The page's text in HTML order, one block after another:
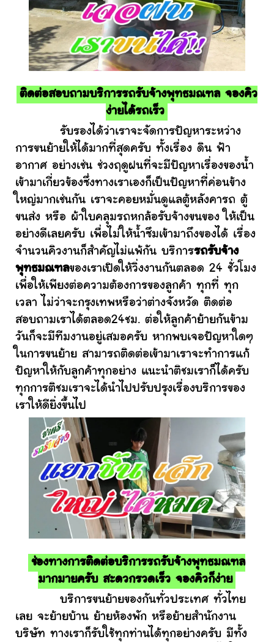
ติดต่อสอบถามบริการรถรับจ้างพุทธมณฑล จองคิว
ง่ายได้รถเร็ว
รับรองได้ว่าเราจะจัดการปัญหาระหว่าง
การขนย้ายให้ได้มากที่สุดครับ ทั้งเรื่อง ดิน ฟ้า
อากาศ อย่างเช่น ช่วงฤดูฝนที่จะมีปัญหาเรื่องของน้ำ
เข้ามาเกี่ยวข้องซึ่งทางเราเองก็เป็นปัญหาที่ค่อนข้าง
ใหญ่มากเช่นกัน เราจะคอยหมั่นดูแลตู้หลังคารถ ตู้
ขนส่ง หรือ ผ้าใบคลุมรถหกล้อรับจ้างขนของ ให้เป็น
อย่างดีเลยครับ เพื่อไม่ให้น้ำซึมเข้ามาถึงของได้ เรื่อง
จำนวนคิวงานก็สำคัญไม่แพ้กัน บริการรถรับจ้าง
พุทธมณฑลของเราเปิดให้วิ่งงานกันตลอด 24 ชั่วโมง
เพื่อให้เพียงต่อความต้องการของลูกค้า ทุกที่ ทุก
เวลา ไม่ว่าจะกรุงเทพหรือว่าต่างจังหวัด ติดต่อ
สอบถามเราได้ตลอด24ชม. ต่อให้ลูกค้าย้ายกันข้าม
วันก็จะมีทีมงานอยู่เสมอครับ หากพบเจอปัญหาใดๆ
ในการขนย้าย สามารถติดต่อเข้ามาเราจะทำการแก้
ปัญหาให้กับลูกค้าทุกอย่าง แนะนำติชมเราก็ได้ครับ
ทุกการติชมเราจะได้นำไปปรับปรุงเรื่องบริการของ
เราให้ดียิ่งขึ้นไป
ช่องทางการติดต่อบริการรถรับจ้างพุทธมณฑล
มากมายครับ สะดวกรวดเร็ว จองคิวก็ง่าย
บริการขนย้ายของกันทั่วประเทศ ทั่วไทย
เลย จะย้ายบ้าน ย้ายห้องพัก หรือย้ายสำนักงาน
บริษัท ทางเราก็รับใช้ทุกท่านได้ทุกอย่างครับ มีทั้ง